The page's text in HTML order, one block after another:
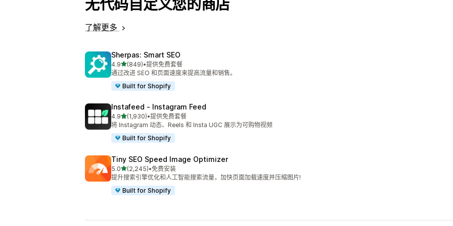
无代码自定义您的商店
了解更多
Sherpas: Smart SEO
4.9星（满分 5 星）
(849)
总共 849 条评论
•提供免费套餐
通过改进 SEO 和页面速度来提高流量和销售。
Built for Shopify
Instafeed ‑ Instagram Feed
4.9星（满分 5 星）
(1,930)
总共 1930 条评论
•提供免费套餐
将 Instagram 动态、Reels 和 Insta UGC 展示为可购物视频
Built for Shopify
Tiny SEO Speed Image Optimizer
5.0星（满分 5 星）
(2,245)
总共 2245 条评论
•免费安装
提升搜索引擎优化和人工智能搜索流量，加快页面加载速度并压缩图片!
Built for Shopify